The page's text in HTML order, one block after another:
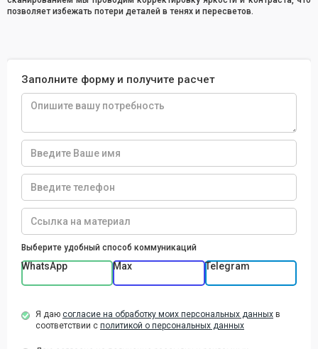
позволяет избежать потери деталей в тенях и пересветов.
Заполните форму и получите расчет
Выберите удобный способ коммуникаций
WhatsApp Max Telegram
Я даю согласие на обработку моих персональных данных в
соответствии с политикой о персональных данных